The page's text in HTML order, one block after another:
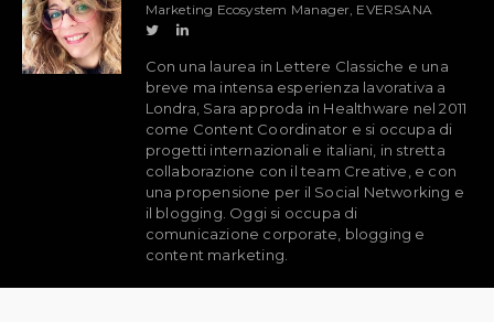
Marketing Ecosystem Manager, EVERSANA
Con una laurea in Lettere Classiche e una
breve ma intensa esperienza lavorativa a
Londra, Sara approda in Healthware nel 2011
come Content Coordinator e si occupa di
progetti internazionali e italiani, in stretta
collaborazione con il team Creative, e con
una propensione per il Social Networking e
il blogging. Oggi si occupa di
comunicazione corporate, blogging e
content marketing.